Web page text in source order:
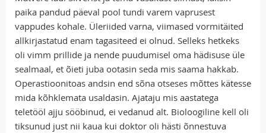
paika pandud päeval pool tundi varem vaprusest
vappudes kohale. Üleriided varna, viimased vormitäited
allkirjastatud enam tagasiteed ei olnud. Selleks hetkeks
oli vimm prillide ja nende puudumisel oma hädisuse üle
sealmaal, et õieti juba ootasin seda mis saama hakkab.
Operastioonitoas andsin end sõna otseses mõttes kätesse
mida kõhklemata usaldasin. Ajataju mis aastatega
teletööl ajju sööbinud, ei vedanud alt. Bioloogiline kell oli
tiksunud just nii kaua kui doktor oli hästi õnnestuva